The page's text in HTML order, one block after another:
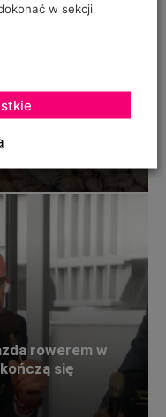
na Broniszach.
rowerem w
się
w sekcji